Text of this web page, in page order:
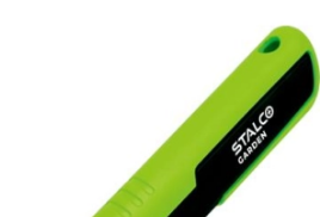
KOSTA One Sp.